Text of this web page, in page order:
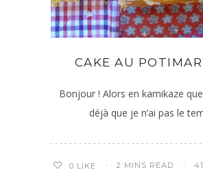
CAKE AU
Bonjour ! Alors en kamikaze
déjà que je n’ai pas le
0 LIKE 2 MINS READ